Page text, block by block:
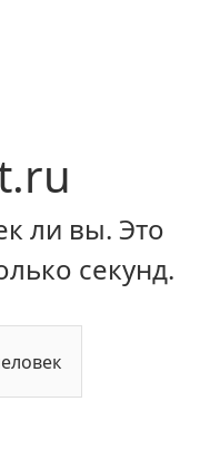
ли вы. Это
секунд.